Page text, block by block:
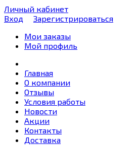
Личный кабинет
Вход
Зарегистрироваться
Мои заказы
Мой профиль
Главная
О компании
Отзывы
Условия работы
Новости
Акции
Контакты
Доставка